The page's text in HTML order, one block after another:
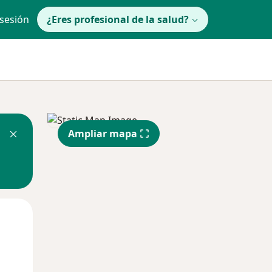
¿Eres profesional de la salud?
Ampliar mapa